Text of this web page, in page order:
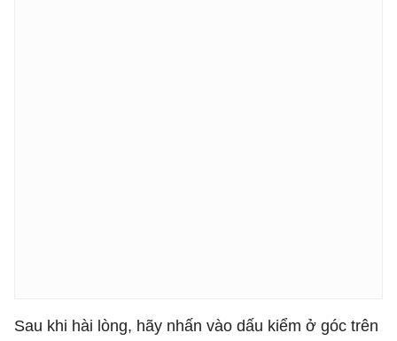
Sau khi hài lòng, hãy nhấn vào dấu kiểm ở góc trên